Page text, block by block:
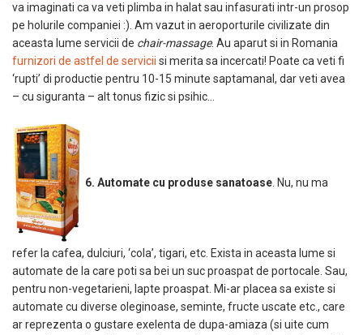
va imaginati ca va veti plimba in halat sau infasurati intr-un prosop
pe holurile companiei :). Am vazut in aeroporturile civilizate din
aceasta lume servicii de chair-massage. Au aparut si in Romania
furnizori de astfel de servicii si merita sa incercati! Poate ca veti fi
‘rupti’ di productie pentru 10-15 minute saptamanal, dar veti avea
– cu siguranta – alt tonus fizic si psihic…
6. Automate cu produse sanatoase . Nu, nu ma
refer la cafea, dulciuri, ‘cola’, tigari, etc. Exista in aceasta lume si
automate de la care poti sa bei un suc proaspat de portocale. Sau,
pentru non-vegetarieni, lapte proaspat. Mi-ar placea sa existe si
automate cu diverse oleginoase, seminte, fructe uscate etc., care
ar reprezenta o gustare exelenta de dupa-amiaza (si uite cum